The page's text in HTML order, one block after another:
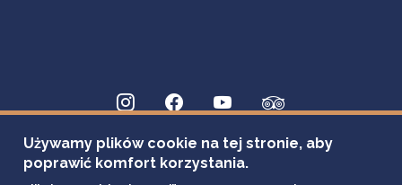
Używamy plików cookie na tej stronie, aby
poprawić komfort korzystania.